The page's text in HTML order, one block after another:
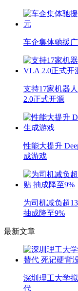
车企集体驰援
支持17家机器
2.0正式开源
性能大提升
成游戏
为司机减负超
抽成降至9%
最新文章
深圳理工大学
代